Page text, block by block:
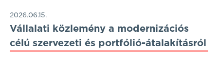
2026.06.15.
Vállalati közlemény a modernizációs
célú szervezeti és portfólió-átalakításról